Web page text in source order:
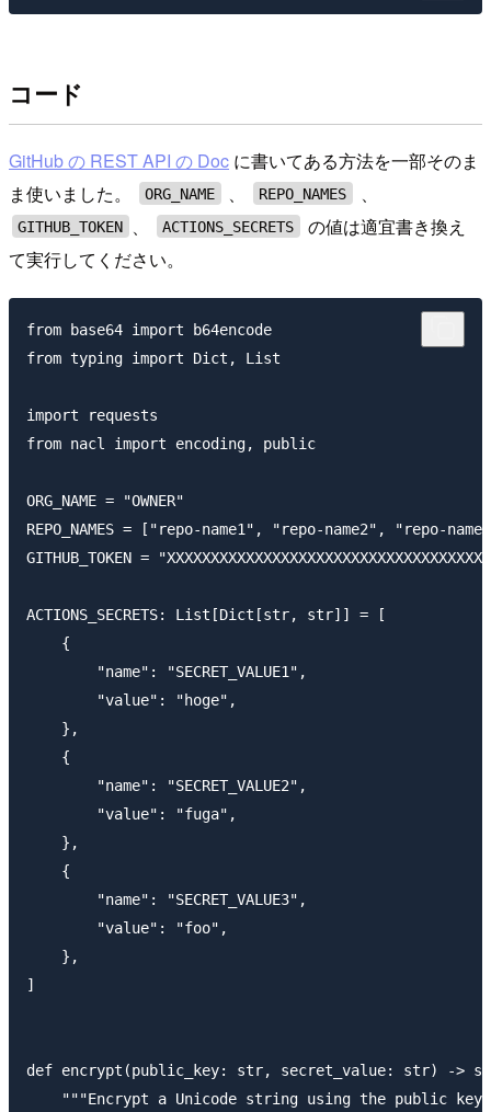
コード
GitHub の REST API の Doc に書いてある方法を一部そのま
ま使いました。
ORG_NAME REPO_NAMES
GITHUB_TOKEN ACTIONS_SECRETS
の値は適宜書き換え
て実行してください。
from base64 import b64encode
from typing import Dict, List
import requests
from nacl import encoding, public
ORG_NAME = "OWNER"
REPO_NAMES = ["repo-name1", "repo-name2", "repo-
GITHUB_TOKEN =
ACTIONS_SECRETS: List[Dict[str, str]] = [
    {
        "name": "SECRET_VALUE1",
        "value": "hoge",
    },
    {
        "name": "SECRET_VALUE2",
        "value": "fuga",
    },
    {
        "name": "SECRET_VALUE3",
        "value": "foo",
    },
]
def encrypt(public_key: str, secret_value: str) ->
"""Encrypt a Unicode string using the public